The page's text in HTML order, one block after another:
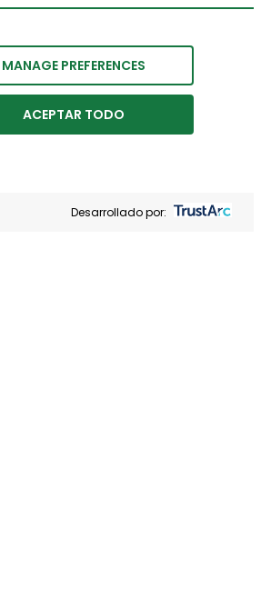
MANAGE PREFERENCES
ACEPTAR TODO
Desarrollado por: